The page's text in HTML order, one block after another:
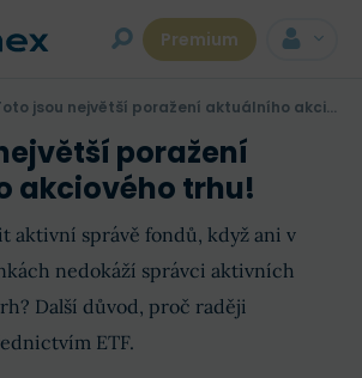
Premium
jsou největší poražení aktuálního akciového trhu!
poražení
akciového trhu!
aktivní správě fondů, když ani v
nedokáží správci aktivních
Další důvod, proč raději
ETF.